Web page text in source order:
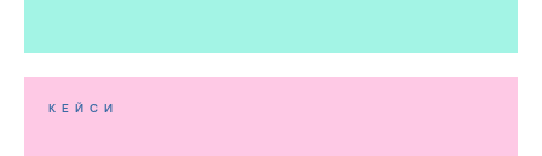
КЕЙСИ